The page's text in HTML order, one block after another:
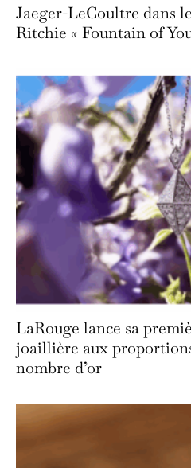
Jaeger-LeCoultre dans
Ritchie « Fountain of
LaRouge lance sa
joaillière aux
nombre d’or